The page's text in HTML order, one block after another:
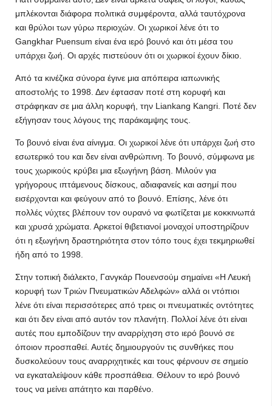
μπλέκονται διάφορα πολιτικά συμφέροντα, αλλά ταυτόχρονα
και θρύλοι των γύρω περιοχών. Οι χωρικοί λένε ότι το
Gangkhar Puensum είναι ένα ιερό βουνό και ότι μέσα του
υπάρχει ζωή. Οι αρχές πιστεύουν ότι οι χωρικοί έχουν δίκιο.
Από τα κινέζικα σύνορα έγινε μια απόπειρα ιαπωνικής
αποστολής το 1998. Δεν έφτασαν ποτέ στη κορυφή και
στράφηκαν σε μια άλλη κορυφή, την Liankang Kangri. Ποτέ δεν
εξήγησαν τους λόγους της παράκαμψης τους.
Το βουνό είναι ένα αίνιγμα. Οι χωρικοί λένε ότι υπάρχει ζωή στο
εσωτερικό του και δεν είναι ανθρώπινη. Το βουνό, σύμφωνα με
τους χωρικούς κρύβει μια εξωγήινη βάση. Μιλούν για
γρήγορους ιπτάμενους δίσκους, αδιαφανείς και ασημί που
εισέρχονται και φεύγουν από το βουνό. Επίσης, λένε ότι
πολλές νύχτες βλέπουν τον ουρανό να φωτίζεται με κοκκινωπά
και χρυσά χρώματα. Αρκετοί θιβετιανοί μοναχοί υποστηρίζουν
ότι η εξωγήινη δραστηριότητα στον τόπο τους έχει τεκμηριωθεί
ήδη από το 1998.
Στην τοπική διάλεκτο, Γανγκάρ Πουενσούμ σημαίνει «Η Λευκή
κορυφή των Τριών Πνευματικών Αδελφών» αλλά οι ντόπιοι
λένε ότι είναι περισσότερες από τρεις οι πνευματικές οντότητες
και ότι δεν είναι από αυτόν τον πλανήτη. Πολλοί λένε ότι είναι
αυτές που εμποδίζουν την αναρρίχηση στο ιερό βουνό σε
όποιον προσπαθεί. Αυτές δημιουργούν τις συνθήκες που
δυσκολεύουν τους αναρριχητικές και τους φέρνουν σε σημείο
να εγκαταλείψουν κάθε προσπάθεια. Θέλουν το ιερό βουνό
τους να μείνει απάτητο και παρθένο.